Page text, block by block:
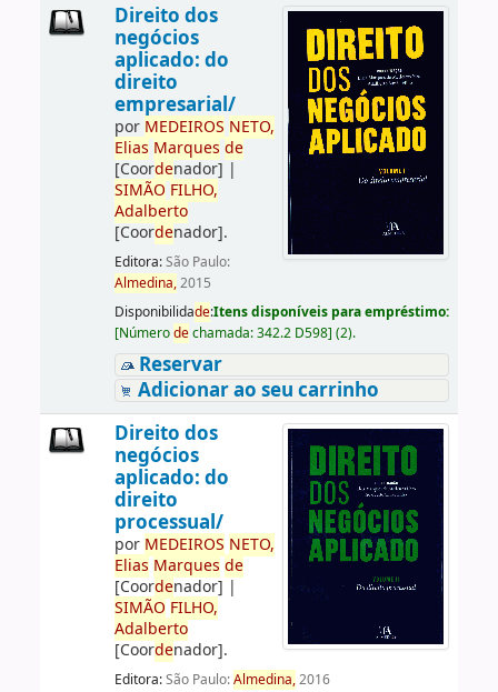
Direito dos
negócios
aplicado: do
direito
empresarial/
por MEDEIROS NETO,
Elias Marques de
[Coordenador] |
SIMÃO FILHO,
Adalberto
[Coordenador].
Editora:São Paulo:
Almedina,2015
Disponibilidade:Itens disponíveis para empréstimo:
[Númerodechamada:342.2 D598] (2).
Reservar
Adicionar ao seu carrinho
Direito dos
negócios
aplicado: do
direito
processual/
por MEDEIROS NETO,
Elias Marques de
[Coordenador] |
SIMÃO FILHO,
Adalberto
[Coordenador].
Editora:São Paulo:Almedina,2016